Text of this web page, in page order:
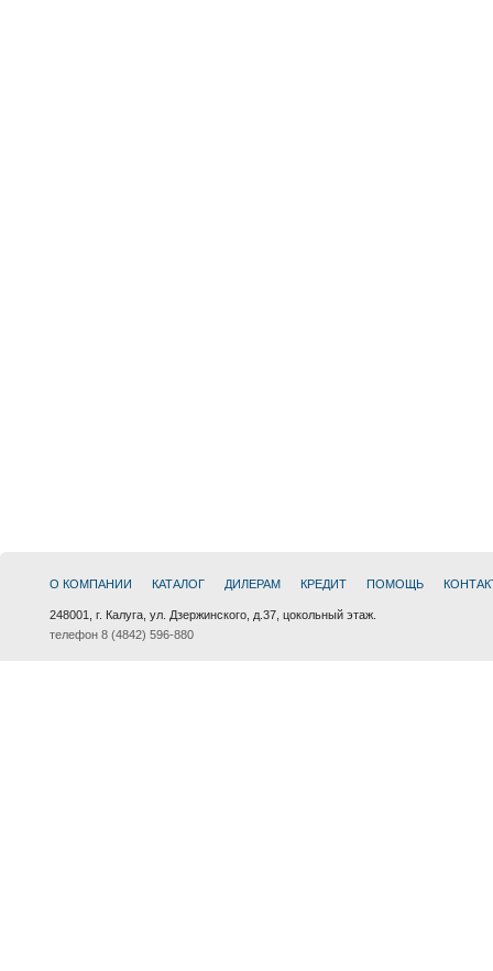
О КОМПАНИИ КАТАЛОГ ДИЛЕРАМ КРЕДИТ ПОМОЩЬ
248001, г. Калуга, ул. Дзержинского, д.37, цокольный этаж.
телефон 8 (4842) 596-880